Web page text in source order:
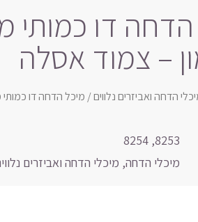
הדחה דו כמותי
– צמוד אסלה
הדחה ואביזרים נלווים/ מיכל הדחה דו
8253, 8254
מיכלי הדחה, מיכלי הדחה ואביזרים